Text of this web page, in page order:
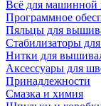
Всё для
Программное
Пяльцы для
Стабилизаторы
Нитки для
Аксессуары для
Принадлежности
Смазка и химия